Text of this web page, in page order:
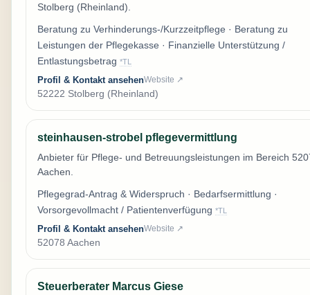
Stolberg (Rheinland).
Beratung zu Verhinderungs-/Kurzzeitpflege · Beratung zu
Leistungen der Pflegekasse · Finanzielle Unterstützung /
Entlastungsbetrag *TL
Profil & Kontakt ansehenWebsite ↗
52222 Stolberg (Rheinland)
steinhausen-strobel pflegevermittlung
Anbieter für Pflege- und Betreuungsleistungen im Bereich
Aachen.
Pflegegrad-Antrag & Widerspruch · Bedarfsermittlung ·
Vorsorgevollmacht / Patientenverfügung *TL
Profil & Kontakt ansehenWebsite ↗
52078 Aachen
Steuerberater Marcus Giese